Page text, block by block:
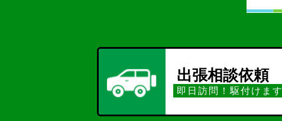
出張相談依頼
即日訪問！駆付けます